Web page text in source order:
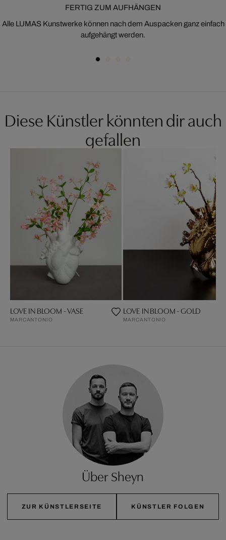
FERTIG ZUM AUFHÄNGEN
Alle LUMAS Kunstwerke können nach dem Auspacken ganz einfach
aufgehängt werden.
Diese Künstler könnten dir auch
gefallen
LOVE IN BLOOM - VASE
MARCANTONIO
LOVE IN BLOOM - GOLD
MARCANTONIO
Über Sheyn
ZUR KÜNSTLERSEITE KÜNSTLER FOLGEN